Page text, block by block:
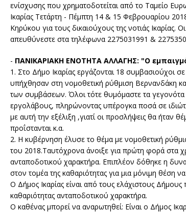
ενίσχυσης που χρηματοδοτείται από το Ταμείο
Ικαρίας Τετάρτη - Πέμπτη 14 & 15 Φεβρουαρίου
Κηρύκου για τους δικαιούχους της νοτιάς
απευθύνεστε στα τηλέφωνα 2275031991 &
- ΠΑΝΙΚΑΡΙΑΚΗ ΕΝΟΤΗΤΑ ΑΛΛΑΓΗΣ: "Ο
1. Στο Δήμο Ικαρίας εργάζονται 18 συμβασιούχοι
υπήχθησαν στη νομοθετική ρύθμιση Βερνανδάκη
των συμβάσεων. Όλοι τότε θυμόμαστε τα
εργολάβους, πληρώνοντας υπέρογκα ποσά σε
με αυτή την εξέλιξη ,γιατί οι προσλήψεις θα ήταν
προΐστανται κ.α.
2. Η κυβέρνηση έλυσε το θέμα με νομοθετική
του 2018.Ταυτόχρονα άνοιξε για πρώτη φορά στα
ανταποδοτικού χαρακτήρα. Επιπλέον δόθηκε η
στον τομέα της καθαριότητας για μια μόνιμη θέση
Ο Δήμος Ικαρίας είναι από τους ελάχιστους
καθαριότητας ανταποδοτικού χαρακτήρα.
Ο καθένας μπορεί να αναρωτηθεί: Είναι ο Δήμος